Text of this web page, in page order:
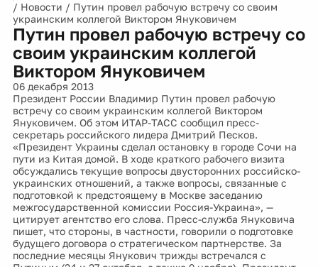
/ Новости / Путин провел рабочую встречу со своим
украинским коллегой Виктором Януковичем
Путин провел рабочую встречу со
своим украинским коллегой
Виктором Януковичем
06 декабря 2013
Президент России Владимир Путин провел рабочую
встречу со своим украинским коллегой Виктором
Януковичем. Об этом ИТАР-ТАСС сообщил пресс-
секретарь российского лидера Дмитрий Песков.
«Президент Украины сделал остановку в городе Сочи на
пути из Китая домой. В ходе краткого рабочего визита
обсуждались текущие вопросы двусторонних российско-
украинских отношений, а также вопросы, связанные с
подготовкой к предстоящему в Москве заседанию
межгосударственной комиссии Россия-Украина», —
цитирует агентство его слова. Пресс-служба Януковича
пишет, что стороны, в частности, говорили о подготовке
будущего договора о стратегическом партнерстве. За
последние месяцы Янукович трижды встречался с